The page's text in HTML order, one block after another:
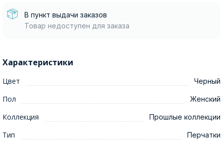
В пункт выдачи заказов
Товар недоступен для заказа
Характеристики
Цвет Черный
Пол Женский
Коллекция Прошлые коллекции
Тип Перчатки